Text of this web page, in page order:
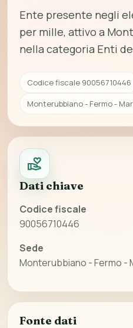
Ente presente negli
per mille, attivo a
nella categoria Enti
Codice fiscale 90056710446
Monterubbiano - Fermo -
Dati chiave
Codice fiscale
90056710446
Sede
Monterubbiano - Fermo -
Fonte dati